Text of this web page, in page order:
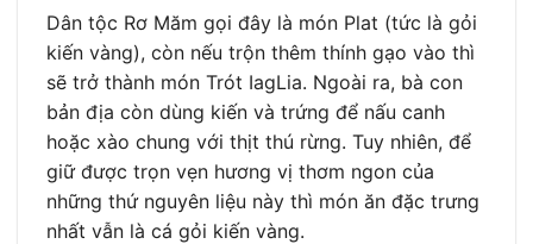
Dân tộc Rơ Măm gọi đây là món Plat (tức là gỏi
kiến vàng), còn nếu trộn thêm thính gạo vào thì
sẽ trở thành món Trót IagLia. Ngoài ra, bà con
bản địa còn dùng kiến và trứng để nấu canh
hoặc xào chung với thịt thú rừng. Tuy nhiên, để
giữ được trọn vẹn hương vị thơm ngon của
những thứ nguyên liệu này thì món ăn đặc trưng
nhất vẫn là cá gỏi kiến vàng.